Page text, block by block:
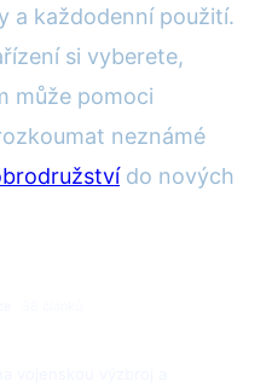
a každodenní použití.
si vyberete,
může pomoci
neznámé
do nových